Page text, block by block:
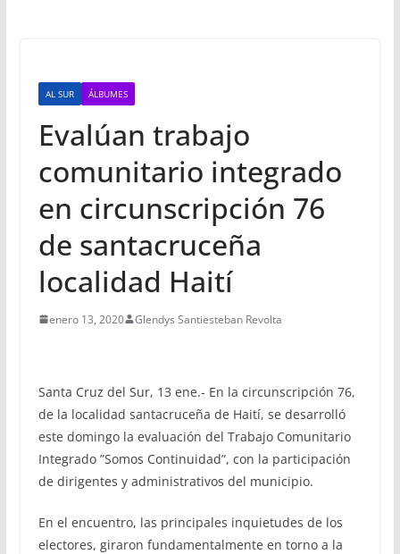
AL SUR ÁLBUMES
Evalúan trabajo
comunitario integrado
en circunscripción 76
de santacruceña
localidad Haití
enero 13, 2020 Glendys Santiesteban Revolta
Santa Cruz del Sur, 13 ene.- En la circunscripción 76,
de la localidad santacruceña de Haití, se desarrolló
este domingo la evaluación del Trabajo Comunitario
Integrado ”Somos Continuidad”, con la participación
de dirigentes y administrativos del municipio.
En el encuentro, las principales inquietudes de los
electores, giraron fundamentalmente en torno a la